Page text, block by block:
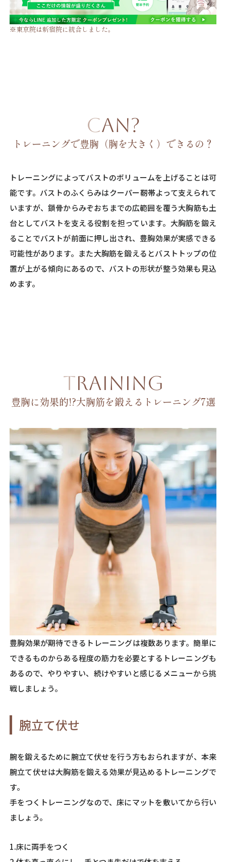
※東京院は新宿院に統合しました。
CAN?
トレーニングで豊胸（胸を大きく）できるの？
トレーニングによってバストのボリュームを上げることは可
能です。バストのふくらみはクーパー靭帯よって支えられて
いますが、鎖骨からみぞおちまでの広範囲を覆う大胸筋も土
台としてバストを支える役割を担っています。大胸筋を鍛え
ることでバストが前面に押し出され、豊胸効果が実感できる
可能性があります。また大胸筋を鍛えるとバストトップの位
置が上がる傾向にあるので、バストの形状が整う効果も見込
めます。
TRAINING
豊胸に効果的!?大胸筋を鍛えるトレーニング7選
豊胸効果が期待できるトレーニングは複数あります。簡単に
できるものからある程度の筋力を必要とするトレーニングも
あるので、やりやすい、続けやすいと感じるメニューから挑
戦しましょう。
腕立て伏せ
腕を鍛えるために腕立て伏せを行う方もおられますが、本来
腕立て伏せは大胸筋を鍛える効果が見込めるトレーニングで
す。
手をつくトレーニングなので、床にマットを敷いてから行い
ましょう。
1.床に両手をつく